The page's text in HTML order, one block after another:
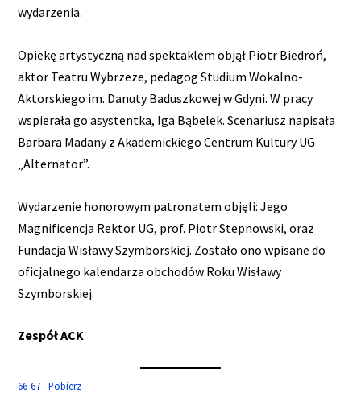
wydarzenia.
Opiekę artystyczną nad spektaklem objął Piotr Biedroń,
aktor Teatru Wybrzeże, pedagog Studium Wokalno-
Aktorskiego im. Danuty Baduszkowej w Gdyni. W pracy
wspierała go asystentka, Iga Bąbelek. Scenariusz napisała
Barbara Madany z Akademickiego Centrum Kultury UG
„Alternator”.
Wydarzenie honorowym patronatem objęli: Jego
Magnificencja Rektor UG, prof. Piotr Stepnowski, oraz
Fundacja Wisławy Szymborskiej. Zostało ono wpisane do
oficjalnego kalendarza obchodów Roku Wisławy
Szymborskiej.
Zespół ACK
66-67 Pobierz